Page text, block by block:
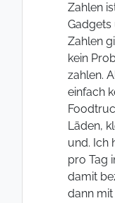
Zahlen
Gadgets
Zahlen
kein
zahlen.
einfach
Läden,
und. Ich
pro Tag
damit
dann